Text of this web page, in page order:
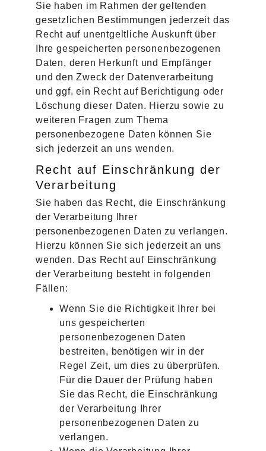
Sie haben im Rahmen der geltenden
gesetzlichen Bestimmungen jederzeit das
Recht auf unentgeltliche Auskunft über
Ihre gespeicherten personenbezogenen
Daten, deren Herkunft und Empfänger
und den Zweck der Datenverarbeitung
und ggf. ein Recht auf Berichtigung oder
Löschung dieser Daten. Hierzu sowie zu
weiteren Fragen zum Thema
personenbezogene Daten können Sie
sich jederzeit an uns wenden.
Recht auf Einschränkung der
Verarbeitung
Sie haben das Recht, die Einschränkung
der Verarbeitung Ihrer
personenbezogenen Daten zu verlangen.
Hierzu können Sie sich jederzeit an uns
wenden. Das Recht auf Einschränkung
der Verarbeitung besteht in folgenden
Fällen:
Wenn Sie die Richtigkeit Ihrer bei
uns gespeicherten
personenbezogenen Daten
bestreiten, benötigen wir in der
Regel Zeit, um dies zu überprüfen.
Für die Dauer der Prüfung haben
Sie das Recht, die Einschränkung
der Verarbeitung Ihrer
personenbezogenen Daten zu
verlangen.